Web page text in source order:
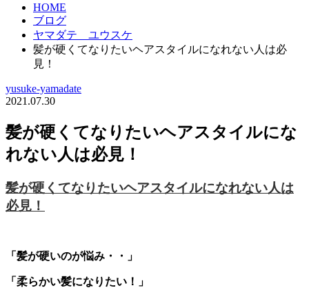
HOME
ブログ
ヤマダテ ユウスケ
髪が硬くてなりたいヘアスタイルになれない人は必
見！
yusuke-yamadate
2021.07.30
髪が硬くてなりたいヘアスタイルにな
れない人は必見！
髪が硬くてなりたいヘアスタイルになれない人は
必見！
「髪が硬いのが悩み・・」
「柔らかい髪になりたい！」